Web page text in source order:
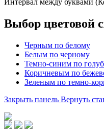
Выбор цветовой
Черным по белому
Белым по черному
Темно-синим по
Коричневым по
Зеленым по темно-
Закрыть панель Вернуть